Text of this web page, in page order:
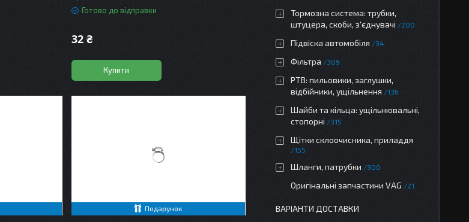
Готово до відправки
32 ₴
Купити
Подарунок
Тормозна система: трубки,
штуцера, скоби, з'єднувачі
200
Підвіска автомобіля 34
Фільтра 309
РТВ: пильовики, заглушки,
відбійники, ущільнення
136
Шайби та кільца: ущільнювальні,
стопорні
315
Щітки склоочисника, приладдя
155
Шланги, патрубки 300
Оригінальні запчастини VAG 21
ВАРІАНТИ ДОСТАВКИ